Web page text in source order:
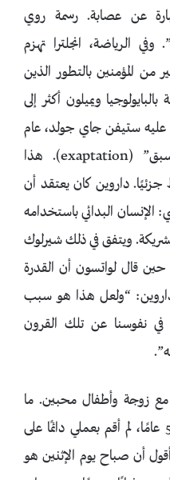
عن عصابة. رسمة روي
الرياضة، انجلترا تهزم
من المؤمنين بالتطور الذين
ويميلون أكثر إلى
عليه ستيفن جاي جولد، عام
1982م، مصطلح “التكيف المسبق” (exaptation). هذا
داروين كان يعتقد أن
الإنسان البدائي باستخدامه
ويتفق في ذلك شيرلوك
حين قال لواتسون أن القدرة
“ولعل هذا هو سبب
في نفوسنا عن تلك القرون
زوجة وأطفال محبين. ما
زلت بروفيسور في الجامعة لمدة 55 عامًا، لم أقم بعملي دائمًا على
أن صباح يوم الإثنين هو